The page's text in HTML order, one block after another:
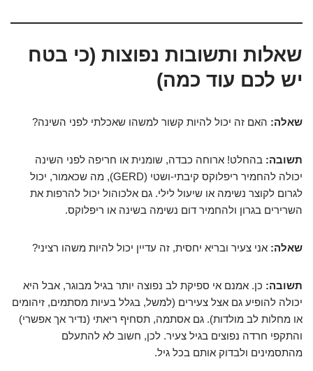
שאלות ותשובות נפוצות (כי בטח
יש לכם עוד כמה)
שאלה: האם זה יכול להיות קשור למשהו שאכלתי לפני השינה?
תשובה: בהחלט! ארוחה כבדה, שומנית או חריפה לפני השינה
יכולה להחמיר ריפלוקס קיבתי-ושטי (GERD), מה שכאמור, יכול
לגרום לקוצר נשימה או שיעול לילי. גם אלכוהול יכול להרפות את
השרירים בגרון ולהחמיר דום נשימה בשינה או ריפלוקס.
שאלה: אני צעיר ובריא יחסית, זה עדיין יכול להיות משהו רציני?
תשובה: כן. אמנם אי ספיקת לב נפוצה יותר בגיל מבוגר, אבל היא
יכולה להופיע גם אצל צעירים (למשל, בגלל בעיות מסתמים, זיהומים
או מחלות לב מולדות). גם אסתמה, תסחיף ריאתי (נדיר אך אפשרי)
והתקפי חרדה נפוצים בגיל צעיר. לכן, חשוב לא להתעלם
מהתסמינים ולבדוק אותם בכל גיל.